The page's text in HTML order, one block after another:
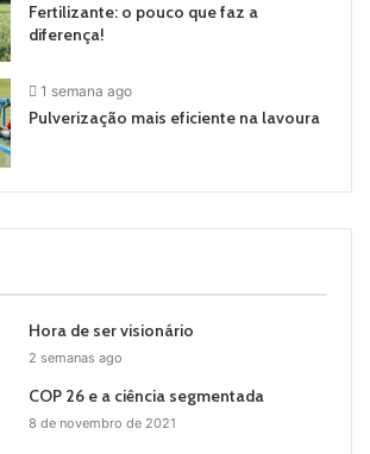
Fertilizante: o pouco que faz a
diferença!
1 semana ago
Pulverização mais eficiente na lavoura
Hora de ser visionário
2 semanas ago
COP 26 e a ciência segmentada
8 de novembro de 2021